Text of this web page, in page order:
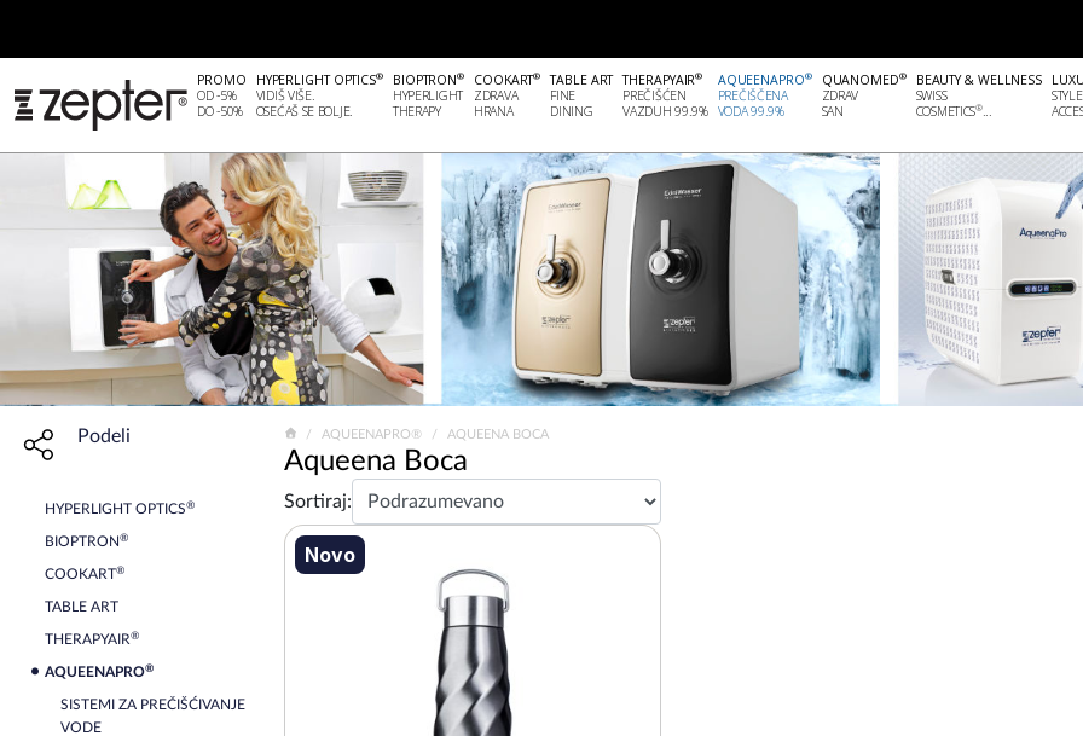
PROMO
OD -5%
DO -50%
HYPERLIGHT OPTICS®
VIDIŠ VIŠE.
OSEĆAŠ SE BOLJE.
BIOPTRON®
HYPERLIGHT
THERAPY
COOKART®
ZDRAVA
HRANA
TABLE ART
FINE
DINING
THERAPYAIR®
PREČIŠĆEN
VAZDUH 99.9%
AQUEENAPRO®
PREČIŠČENA
VODA 99.9%
QUANOMED®
ZDRAV
SAN
BEAUTY & WELLNESS
SWISS
COSMETICS®...
STYLE
Share widget, open sharing modal with Enter
Podeli
HYPERLIGHT OPTICS®
BIOPTRON®
COOKART®
TABLE ART
THERAPYAIR®
AQUEENAPRO®
SISTEMI ZA PREČIŠĆIVANJE
VODE
AQUEENAPRO® AQUEENA BOCA
Aqueena Boca
Sortiraj:
Novo